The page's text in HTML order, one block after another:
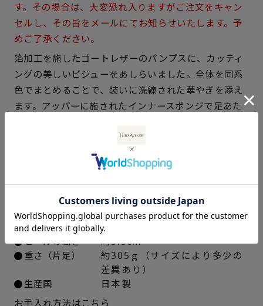
21.5cm ○ 概ね１週間後に発送
22cm ○ 概ね１週間後に発送
× 在庫なし
× 在庫なし
24cm × 在庫なし
24.5cm × 在庫なし
25cm ○ 概ね１週間後に発送
す。その場合は、大変恐れ入りますがご注文をキャン
セルし、その旨をメールにてお知らせいたします。予
めご了承ください。
箔加工を施したゴートレザーのパンプスに、カッティ
ングの美しいビジューをあしらいました。全体を同系
色でまとめることで、装いに洗練された華やぎを添え
ます。アッパーに施されたインナースポンジで足あた
ール」を採用しています。
アッパー素材
ゴート革箔加工
中敷き
合成皮革
ソール素材
ポリウレタン
ヒールの高さ
約5.5cm
重さ（片足）
約305ｇ（サイズにより多少の
差異あり）
生産国
日本製
お手入れ方法はこちら